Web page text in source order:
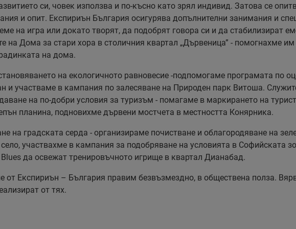
си, човек използва и по-късно като зрял индивид. Затова се
и опит. Експириън България осигурява допълнителни занимания и
на игра или докато творят, да подобрят говора си и да стабилизират
на Дома за стари хора в столичния квартал „Дървеница” - помогнахме
на дома.
на екологичното равновесие -подпомогаме програмата по
и участваме в кампания по залесяване на Природен парк Витоша.
на по-добри условия за туризъм - помагаме в маркирането на
планина, подновихме дървени мостчета в местността Конярника.
на градската серда - организираме почистване и облагородяване на
участвахме в кампания за подобряване на условията в Софийската
да освежат тренировъчното игрище в квартал Дианабад.
от Експириън – България правим безвъзмездно, в обществена полза.
от тях.